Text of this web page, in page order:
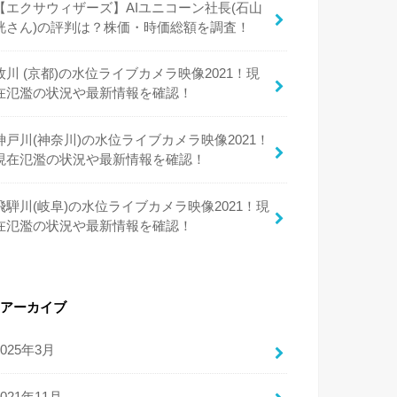
エクサウィザーズ】AIユニコーン社長(石山
さん)の評判は？株価・時価総額を調査！
川 (京都)の水位ライブカメラ映像2021！現
氾濫の状況や最新情報を確認！
戸川(神奈川)の水位ライブカメラ映像2021！
在氾濫の状況や最新情報を確認！
騨川(岐阜)の水位ライブカメラ映像2021！現
氾濫の状況や最新情報を確認！
アーカイブ
年3月